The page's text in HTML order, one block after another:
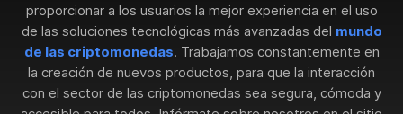
proporcionar a los usuarios la mejor experiencia en el uso
de las soluciones tecnológicas más avanzadas del mundo
de las criptomonedas. Trabajamos constantemente en
la creación de nuevos productos, para que la interacción
con el sector de las criptomonedas sea segura, cómoda y